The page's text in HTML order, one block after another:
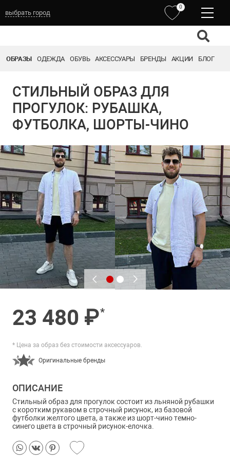
выбрать город
0
ОБРАЗЫ ОДЕЖДА ОБУВЬ АКСЕССУАРЫ БРЕНДЫ АКЦИИ БЛОГ
СТИЛЬНЫЙ ОБРАЗ ДЛЯ
ПРОГУЛОК: РУБАШКА,
ФУТБОЛКА, ШОРТЫ-ЧИНО
23 480 ₽*
* Цена за образ без стоимости аксессуаров.
Оригинальные бренды
ОПИСАНИЕ
Стильный образ для прогулок состоит из льняной рубашки
с коротким рукавом в строчный рисунок, из базовой
футболки желтого цвета, а также из шорт-чино темно-
синего цвета в строчный рисунок-елочка.